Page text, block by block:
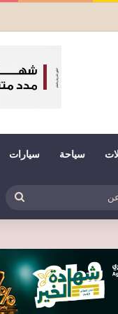
سياحة سيارات
عن